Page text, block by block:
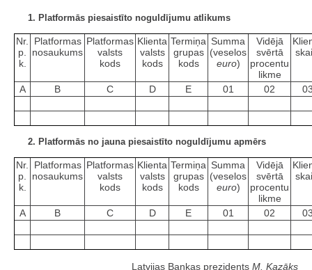
1. Platformās piesaistīto noguldījumu atlikums
Nr.
p.
k.
Platformas
nosaukums
Platformas
valsts
kods
Klienta
valsts
kods
Termiņa
grupas
kods
Summa
(veselos
euro)
Vidējā
svērtā
procentu
likme
A B C D E 01 02
2. Platformās no jauna piesaistīto noguldījumu apmērs
Nr.
p.
k.
Platformas
nosaukums
Platformas
valsts
kods
Klienta
valsts
kods
Termiņa
grupas
kods
Summa
(veselos
euro)
Vidējā
svērtā
procentu
likme
A B C D E 01 02
Latvijas Bankas prezidents M. Kazāks